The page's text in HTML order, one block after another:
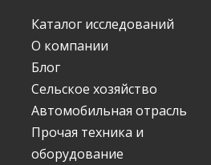
Каталог исследований
О компании
Блог
Сельское хозяйство
Автомобильная отрасль
Прочая техника и
оборудование